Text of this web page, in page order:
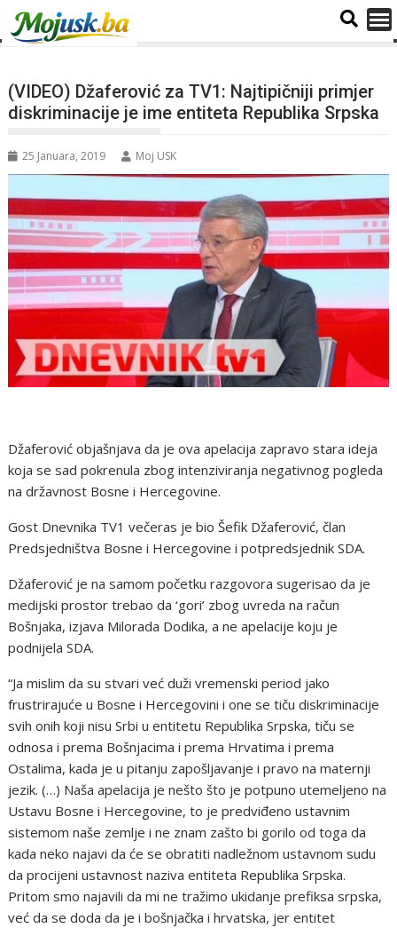
(VIDEO) Džaferović za TV1: Najtipičniji primjer
diskriminacije je ime entiteta Republika Srpska
25 Januara, 2019 Moj USK
Džaferović objašnjava da je ova apelacija zapravo stara ideja
koja se sad pokrenula zbog intenziviranja negativnog pogleda
na državnost Bosne i Hercegovine.
Gost Dnevnika TV1 večeras je bio Šefik Džaferović, član
Predsjedništva Bosne i Hercegovine i potpredsjednik SDA.
Džaferović je na samom početku razgovora sugerisao da je
medijski prostor trebao da ‘gori’ zbog uvreda na račun
Bošnjaka, izjava Milorada Dodika, a ne apelacije koju je
podnijela SDA.
“Ja mislim da su stvari već duži vremenski period jako
frustrirajuće u Bosne i Hercegovini i one se tiču diskriminacije
svih onih koji nisu Srbi u entitetu Republika Srpska, tiču se
odnosa i prema Bošnjacima i prema Hrvatima i prema
Ostalima, kada je u pitanju zapošljavanje i pravo na maternji
jezik. (…) Naša apelacija je nešto što je potpuno utemeljeno na
Ustavu Bosne i Hercegovine, to je predviđeno ustavnim
sistemom naše zemlje i ne znam zašto bi gorilo od toga da
kada neko najavi da će se obratiti nadležnom ustavnom sudu
da procijeni ustavnost naziva entiteta Republika Srpska.
Pritom smo najavili da mi ne tražimo ukidanje prefiksa srpska,
već da se doda da je i bošnjačka i hrvatska, jer entitet